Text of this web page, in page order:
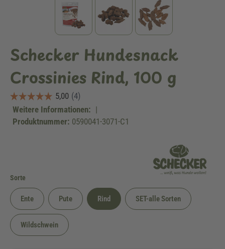
Schecker Hundesnack
Crossinies Rind, 100 g
Weitere Informationen: |
Produktnummer: 0590041-3071-C1
Sorte
Ente Pute Rind SET-alle Sorten
Wildschwein